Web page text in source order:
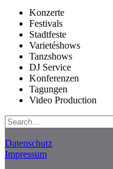
Konzerte
Festivals
Stadtfeste
Varietéshows
Tanzshows
DJ Service
Konferenzen
Tagungen
Video Production
Search:
Datenschutz
Impressum